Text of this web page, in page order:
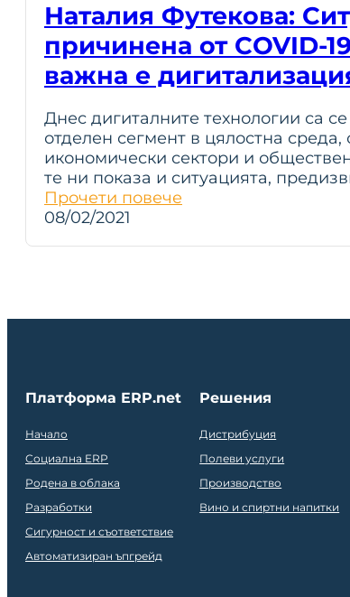
Наталия Футекова:
причинена от COVID-
важна е
Днес дигиталните технологии са
отделен сегмент в цялостна
икономически сектори и
те ни показа и ситуацията,
Прочети повече
08/02/2021
Платформа ERP.net
Начало
Социална ERP
Родена в облака
Разработки
Сигурност и съответствие
Автоматизиран ъпгрейд
Решения
Дистрибуция
Полеви услуги
Производство
Вино и спиртни напитки